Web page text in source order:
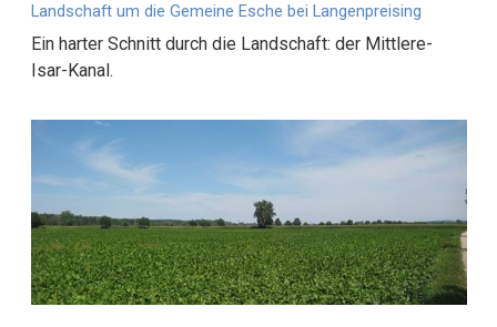
Landschaft um die Gemeine Esche bei Langenpreising
Ein harter Schnitt durch die Landschaft: der Mittlere-
Isar-Kanal.